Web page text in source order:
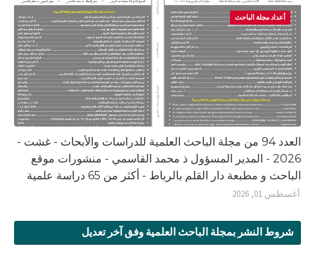
أعداد مجلة الباحث
العدد 94 من مجلة الباحث العلمية للدراسات والأبحاث - غشت -
2026 - المدير المسؤول ذ محمد القاسمي - منشورات موقع
الباحث و مطبعة دار القلم بالرباط - أكثر من 65 دراسة علمية
أغسطس 01, 2026
شروط النشر بمجلة الباحث العلمية وفق آخر تعديل